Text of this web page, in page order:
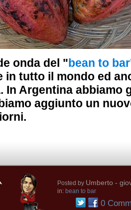
onda del "bean to bar
Posted by Umberto -
in: bean to bar
0